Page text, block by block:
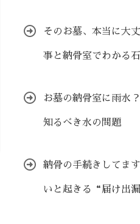
そのお墓、本当に大
事と納骨室でわかる
お墓の納骨室に雨水
知るべき水の問題
納骨の手続きしてま
いと起きる“届け出